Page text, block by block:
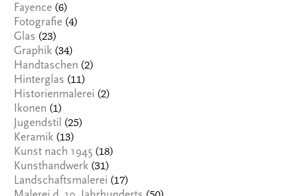
Fayence (6)
Fotografie (4)
Glas (23)
Graphik (34)
Handtaschen (2)
Hinterglas (11)
Historienmalerei (2)
Ikonen (1)
Jugendstil (25)
Keramik (13)
Kunst nach 1945 (18)
Kunsthandwerk (31)
Landschaftsmalerei (17)